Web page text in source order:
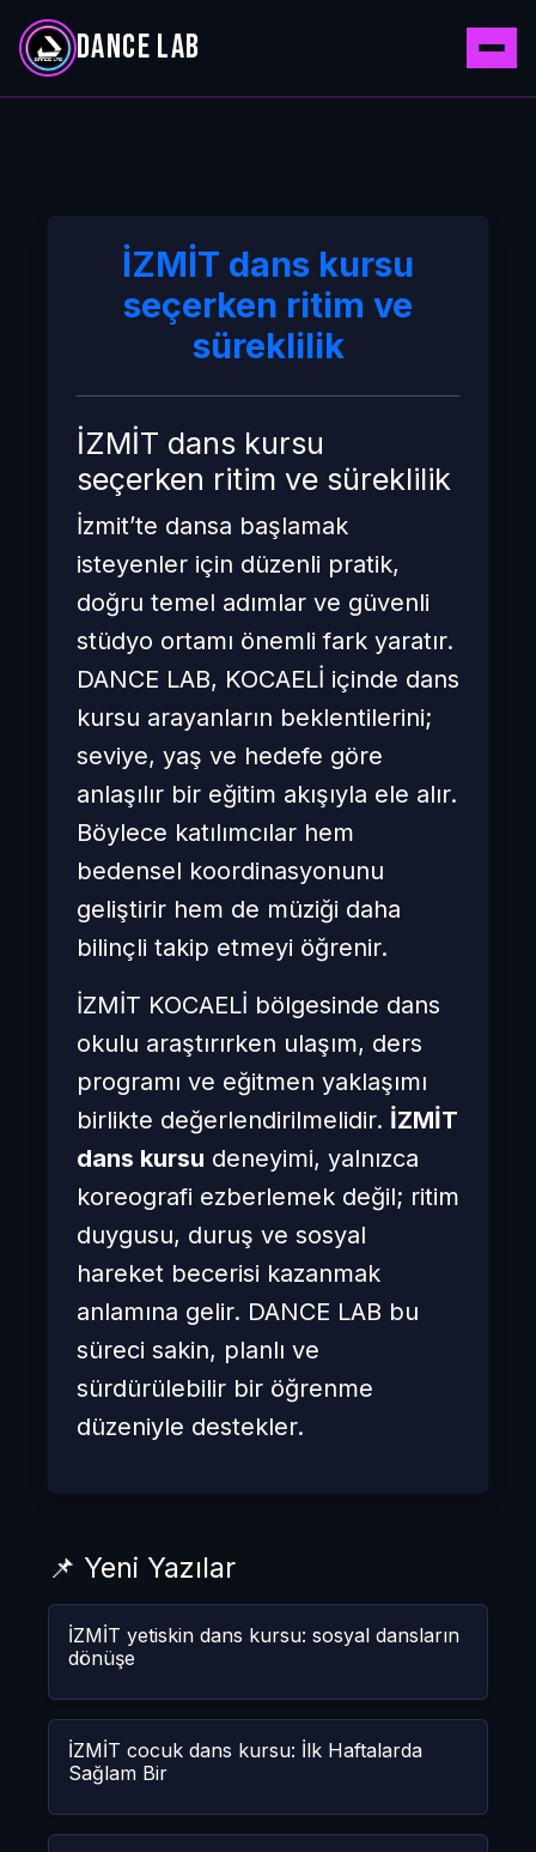
DANCE LAB
İZMİT dans kursu
seçerken ritim ve
süreklilik
İZMİT dans kursu
seçerken ritim ve süreklilik
İzmit’te dansa başlamak
isteyenler için düzenli pratik,
doğru temel adımlar ve güvenli
stüdyo ortamı önemli fark yaratır.
DANCE LAB, KOCAELİ içinde dans
kursu arayanların beklentilerini;
seviye, yaş ve hedefe göre
anlaşılır bir eğitim akışıyla ele alır.
Böylece katılımcılar hem
bedensel koordinasyonunu
geliştirir hem de müziği daha
bilinçli takip etmeyi öğrenir.
İZMİT KOCAELİ bölgesinde dans
okulu araştırırken ulaşım, ders
programı ve eğitmen yaklaşımı
birlikte değerlendirilmelidir. İZMİT
dans kursu deneyimi, yalnızca
koreografi ezberlemek değil; ritim
duygusu, duruş ve sosyal
hareket becerisi kazanmak
anlamına gelir. DANCE LAB bu
süreci sakin, planlı ve
sürdürülebilir bir öğrenme
düzeniyle destekler.
📌 Yeni Yazılar
İZMİT yetiskin dans kursu: sosyal dansların
dönüşe
İZMİT cocuk dans kursu: İlk Haftalarda
Sağlam Bir